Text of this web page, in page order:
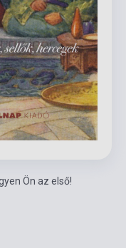
Ön az első!